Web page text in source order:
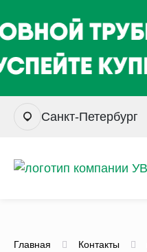
Санкт-Петербург
Главная Контакты